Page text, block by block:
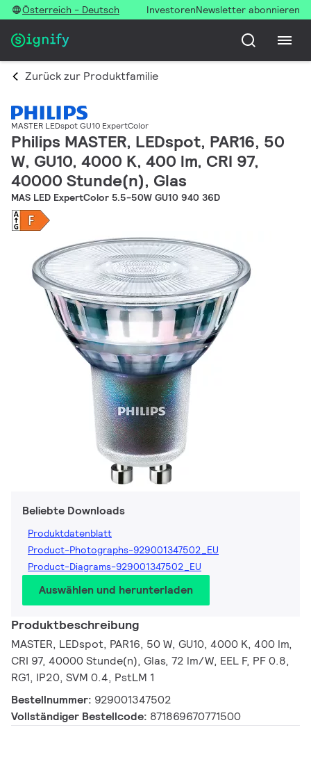
Österreich - Deutsch InvestorenNewsletter abonnieren
Zurück zur Produktfamilie
MASTER LEDspot GU10 ExpertColor
Philips MASTER, LEDspot, PAR16, 50
W, GU10, 4000 K, 400 lm, CRI 97,
40000 Stunde(n), Glas
MAS LED ExpertColor 5.5-50W GU10 940 36D
Beliebte Downloads
Produktdatenblatt
Product-Photographs-929001347502_EU
Product-Diagrams-929001347502_EU
Auswählen und herunterladen
Produktbeschreibung
MASTER, LEDspot, PAR16, 50 W, GU10, 4000 K, 400 lm,
CRI 97, 40000 Stunde(n), Glas, 72 lm/W, EEL F, PF 0.8,
RG1, IP20, SVM 0.4, PstLM 1
Bestellnummer: 929001347502
Vollständiger Bestellcode: 871869670771500